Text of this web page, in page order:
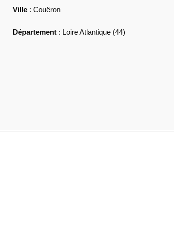
Ville : Couëron
Département : Loire Atlantique (44)